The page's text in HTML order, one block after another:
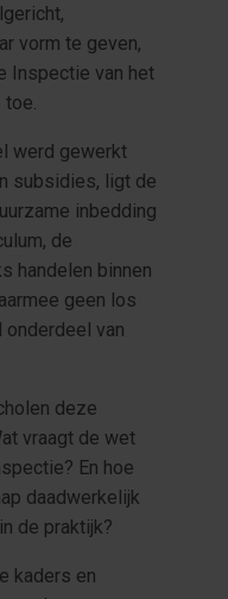
vorm te geven,
Inspectie van het
werd gewerkt
subsidies, ligt de
inbedding
de
handelen binnen
geen los
onderdeel van
deze
vraagt de wet
En hoe
daadwerkelijk
de praktijk?
kaders en